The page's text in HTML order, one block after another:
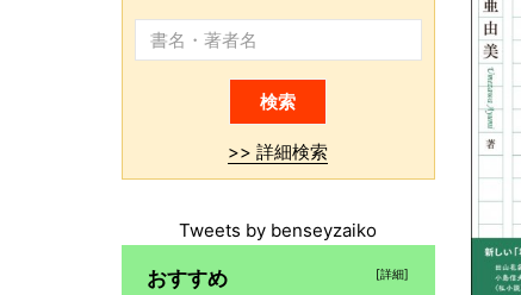
>> 詳細検索
Tweets by benseyzaiko
おすすめ [詳細]